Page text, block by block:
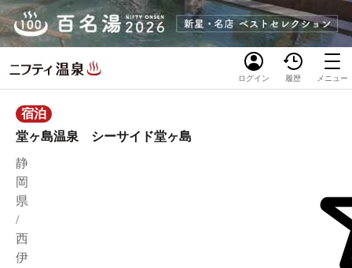
ログイン 履歴 メニュー
宿泊
堂ヶ島温泉 シーサイド堂ヶ島
静
岡
県
/
西
伊